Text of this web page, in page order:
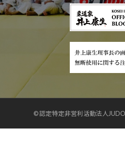
© 認定特定非営利活動法人